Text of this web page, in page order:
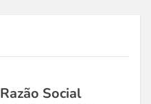
Razão Social